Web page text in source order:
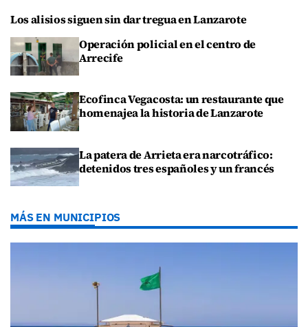
Los alisios siguen sin dar tregua en Lanzarote
Operación policial en el centro de
Arrecife
Ecofinca Vegacosta: un restaurante que
homenajea la historia de Lanzarote
La patera de Arrieta era narcotráfico:
detenidos tres españoles y un francés
MÁS EN MUNICIPIOS